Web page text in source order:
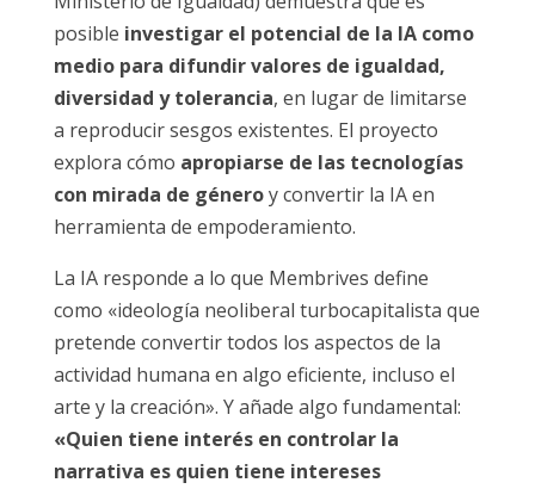
posible investigar el potencial de la IA como
medio para difundir valores de igualdad,
diversidad y tolerancia, en lugar de limitarse
a reproducir sesgos existentes. El proyecto
explora cómo apropiarse de las tecnologías
con mirada de géneroy convertir la IA en
herramienta de empoderamiento.
La IA responde a lo que Membrives define
como «ideología neoliberal turbocapitalista que
pretende convertir todos los aspectos de la
actividad humana en algo eficiente, incluso el
arte y la creación». Y añade algo fundamental:
«Quien tiene interés en controlar la
narrativa es quien tiene intereses